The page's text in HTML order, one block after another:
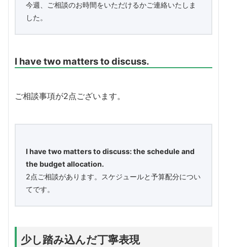
今週、ご相談のお時間をいただけるかご連絡いたしま
した。
I have two matters to discuss.
ご相談事項が2点ございます。
I have two matters to discuss: the schedule and
the budget allocation.
2点ご相談があります。スケジュールと予算配分につい
てです。
少し踏み込んだ丁寧表現